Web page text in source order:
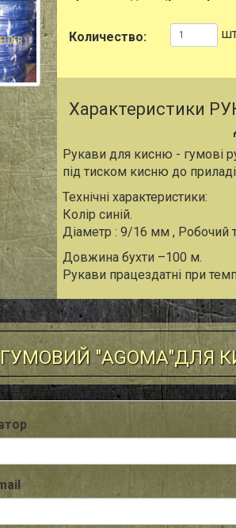
Количество:
Характеристики
Рукави для кисню - гумові
під тиском кисню до
Технічні характеристики:
Колір синій.
Діаметр : 9/16 мм , Робочий
Довжина бухти –100 м.
Рукави працездатні при
ГУМОВИЙ